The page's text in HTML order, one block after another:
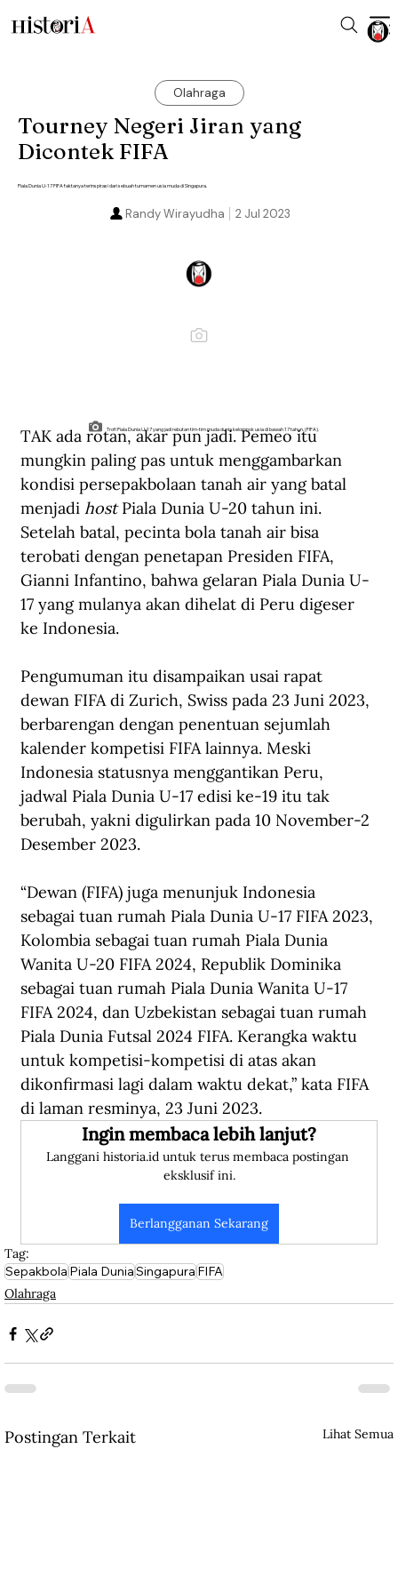
Olahraga
Tourney Negeri Jiran yang
Dicontek FIFA
Piala Dunia U-17 FIFA faktanya terinspirasi dari sebuah turnamen usia muda di Singapura.
2 Jul 2023
Randy Wirayudha
Trofi Piala Dunia U-17 yang jadi rebutan tim-tim muda dunia kelompok usia di bawah 17 tahun. (FIFA).
TAK ada rotan, akar pun jadi. Pemeo itu
mungkin paling pas untuk menggambarkan
kondisi persepakbolaan tanah air yang batal
menjadi host Piala Dunia U-20 tahun ini.
Setelah batal, pecinta bola tanah air bisa
terobati dengan penetapan Presiden FIFA,
Gianni Infantino, bahwa gelaran Piala Dunia U-
17 yang mulanya akan dihelat di Peru digeser
ke Indonesia.
Pengumuman itu disampaikan usai rapat
dewan FIFA di Zurich, Swiss pada 23 Juni 2023,
berbarengan dengan penentuan sejumlah
kalender kompetisi FIFA lainnya. Meski
Indonesia statusnya menggantikan Peru,
jadwal Piala Dunia U-17 edisi ke-19 itu tak
berubah, yakni digulirkan pada 10 November-2
Desember 2023.
“Dewan (FIFA) juga menunjuk Indonesia
sebagai tuan rumah Piala Dunia U-17 FIFA 2023,
Kolombia sebagai tuan rumah Piala Dunia
Wanita U-20 FIFA 2024, Republik Dominika
sebagai tuan rumah Piala Dunia Wanita U-17
FIFA 2024, dan Uzbekistan sebagai tuan rumah
Piala Dunia Futsal 2024 FIFA. Kerangka waktu
untuk kompetisi-kompetisi di atas akan
dikonfirmasi lagi dalam waktu dekat,” kata FIFA
di laman resminya, 23 Juni 2023.
Ingin membaca lebih lanjut?
Langgani historia.id untuk terus membaca postingan
eksklusif ini.
Berlangganan Sekarang
Tag:
SepakbolaPiala DuniaSingapuraFIFA
Olahraga
Postingan Terkait Lihat Semua